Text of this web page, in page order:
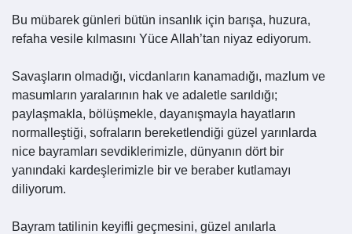
Bu mübarek günleri bütün insanlık için barışa, huzura,
refaha vesile kılmasını Yüce Allah’tan niyaz ediyorum.
Savaşların olmadığı, vicdanların kanamadığı, mazlum ve
masumların yaralarının hak ve adaletle sarıldığı;
paylaşmakla, bölüşmekle, dayanışmayla hayatların
normalleştiği, sofraların bereketlendiği güzel yarınlarda
nice bayramları sevdiklerimizle, dünyanın dört bir
yanındaki kardeşlerimizle bir ve beraber kutlamayı
diliyorum.
Bayram tatilinin keyifli geçmesini, güzel anılarla